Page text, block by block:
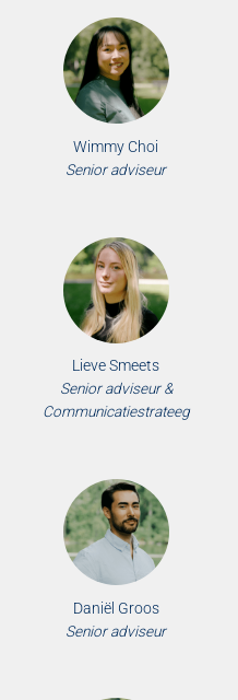
Wimmy Choi
Senior adviseur
Lieve Smeets
Senior adviseur &
Communicatiestrateeg
Daniël Groos
Senior adviseur